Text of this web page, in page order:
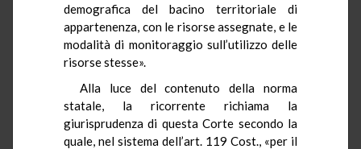
demografica del bacino territoriale di
appartenenza, con le risorse assegnate, e le
modalità di monitoraggio sull’utilizzo delle
risorse stesse».
Alla luce del contenuto della norma
statale, la ricorrente richiama la
giurisprudenza di questa Corte secondo la
quale, nel sistema dell’art. 119 Cost., «per il